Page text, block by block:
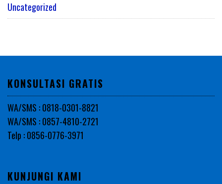
Uncategorized
KONSULTASI GRATIS
WA/SMS : 0818-0301-8821
WA/SMS : 0857-4810-2721
Telp : 0856-0776-3971
KUNJUNGI KAMI